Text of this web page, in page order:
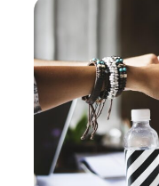
aan